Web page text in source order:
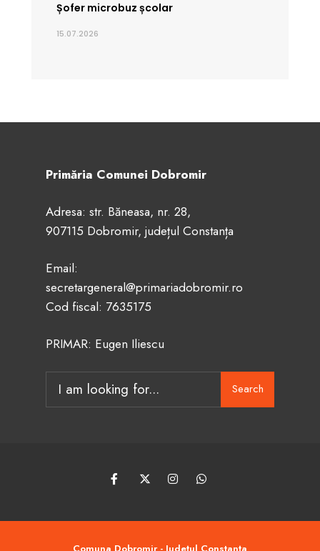
Șofer microbuz școlar
15.07.2026
Primăria Comunei Dobromir
Adresa: str. Băneasa, nr. 28,
907115 Dobromir, județul Constanța
Email:
secretargeneral@primariadobromir.ro
Cod fiscal: 7635175
PRIMAR: Eugen Iliescu
Search
for:
Search